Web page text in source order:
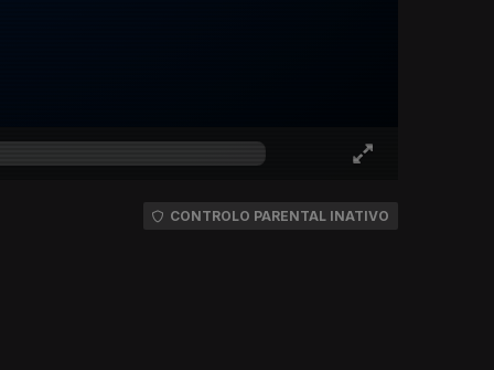
CONTROLO PARENTAL INATIVO